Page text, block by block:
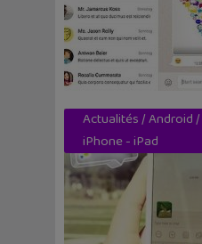
Actualités/Android/
iPhone - iPad